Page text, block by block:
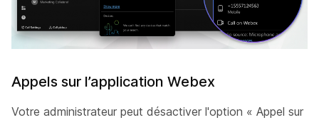
Appels sur l’application Webex
Votre administrateur peut désactiver l'option « Appel sur